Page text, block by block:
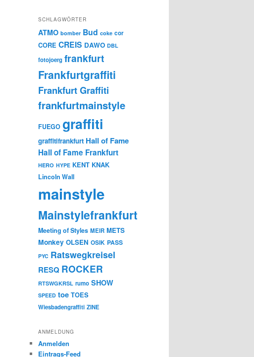
SCHLAGWÖRTER
ATMO bomber Bud coke cor
CORE CREIS DAWO DBL
fotojoerg frankfurt
Frankfurtgraffiti
Frankfurt Graffiti
frankfurtmainstyle
FUEGO graffiti
graffitifrankfurt Hall of Fame
Hall of Fame Frankfurt
HERO HYPE KENT KNAK
Lincoln Wall
mainstyle
Mainstylefrankfurt
Meeting of Styles MEIR METS
Monkey OLSEN OSIK PASS
PYC Ratswegkreisel
RESQ ROCKER
RTSWGKRSL rumo SHOW
SPEED toe TOES
Wiesbadengraffiti ZINE
ANMELDUNG
Anmelden
Eintrags-Feed